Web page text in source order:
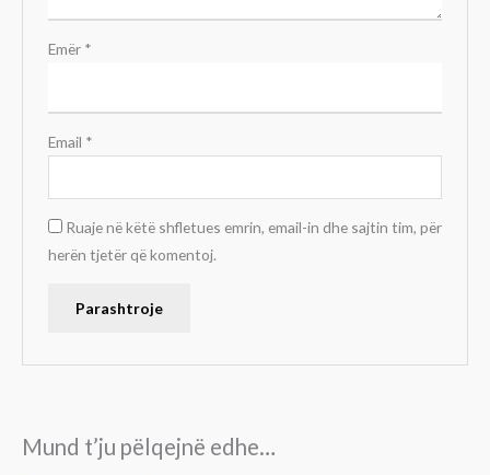
Emër *
Email *
Ruaje në këtë shfletues emrin, email-in dhe sajtin tim, për
herën tjetër që komentoj.
Mund t’ju pëlqejnë edhe…